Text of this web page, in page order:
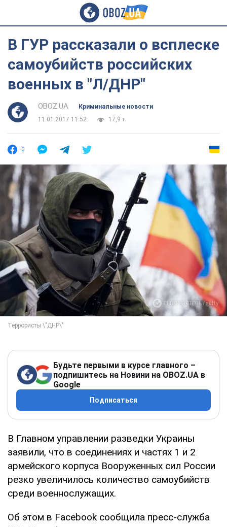
В ГУР рассказали о всплеске
самоубийств российских
военных в "Л/ДНР"
OBOZ.UA
Криминальные новости
11.01.2017 11:52
17,9 т.
0
Будьте первыми в курсе главного –
подпишитесь на Новини на OBOZ.UA в
Google
Подписаться
В Главном управлении разведки Украины
заявили, что в соединениях и частях 1 и 2
армейского корпуса Вооруженных сил России
резко увеличилось количество самоубийств
среди военнослужащих.
Об этом в Facebook сообщила пресс-служба